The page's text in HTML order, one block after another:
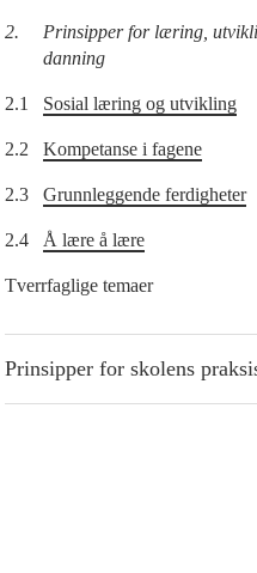
2.
Prinsipper for læring,
danning
2.1 Sosial læring og utvikling
2.2 Kompetanse i fagene
2.3 Grunnleggende ferdigheter
2.4 Å lære å lære
Tverrfaglige temaer
Prinsipper for skolens